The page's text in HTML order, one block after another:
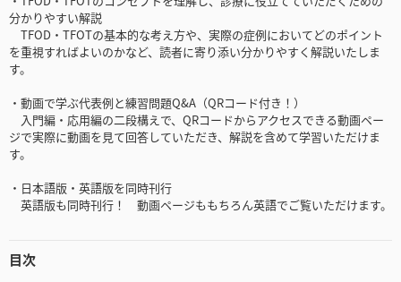
分かりやすい解説
TFOD・TFOTの基本的な考え方や、実際の症例においてどのポイント
を重視すればよいのかなど、読者に寄り添い分かりやすく解説いたしま
す。
・動画で学ぶ代表例と練習問題Q&A（QRコード付き！）
入門編・応用編の二段構えで、QRコードからアクセスできる動画ペー
ジで実際に動画を見て回答していただき、解説を含めて学習いただけま
す。
・日本語版・英語版を同時刊行
英語版も同時刊行！ 動画ページももちろん英語でご覧いただけます。
目次